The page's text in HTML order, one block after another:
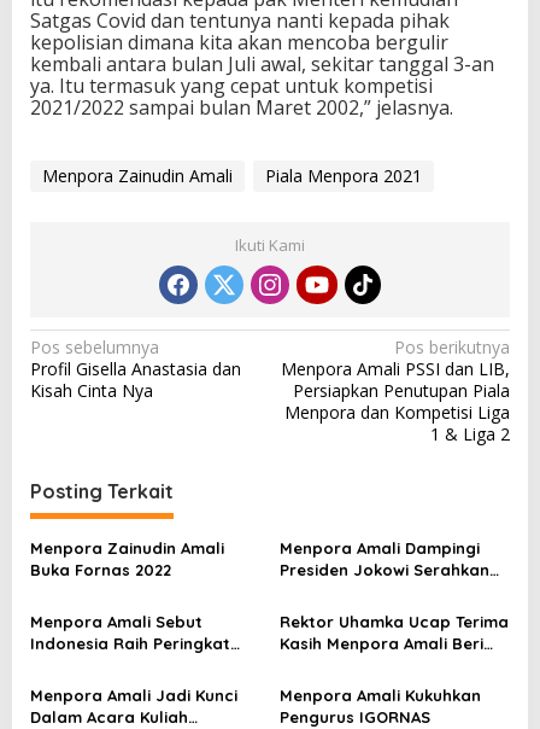
Satgas Covid dan tentunya nanti kepada pihak
kepolisian dimana kita akan mencoba bergulir
kembali antara bulan Juli awal, sekitar tanggal 3-an
ya. Itu termasuk yang cepat untuk kompetisi
2021/2022 sampai bulan Maret 2002,” jelasnya.
Menpora Zainudin Amali Piala Menpora 2021
Ikuti Kami
N
a
g
a
s
i
p
o
s
Pos sebelumnya
Profil Gisella Anastasia dan
Kisah Cinta Nya
Pos berikutnya
Menpora Amali PSSI dan LIB,
Persiapkan Penutupan Piala
Menpora dan Kompetisi Liga
1 & Liga 2
Posting Terkait
Menpora Zainudin Amali
Buka Fornas 2022
Menpora Amali Dampingi
Presiden Jokowi Serahkan
SEA Games 2021
Menpora Amali Sebut
Indonesia Raih Peringkat
Rektor Uhamka Ucap Terima
Kasih Menpora Amali Beri
Menpora Amali Jadi Kunci
Dalam Acara Kuliah
Menpora Amali Kukuhkan
Pengurus IGORNAS